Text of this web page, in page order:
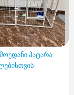
პატარა